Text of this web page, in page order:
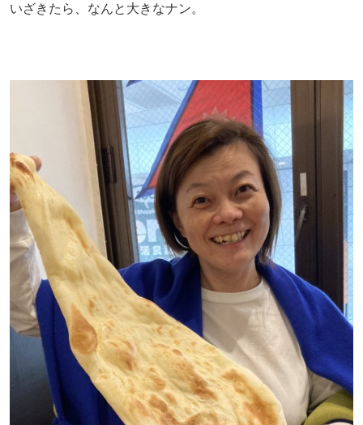
いざきたら、なんと大きなナン。